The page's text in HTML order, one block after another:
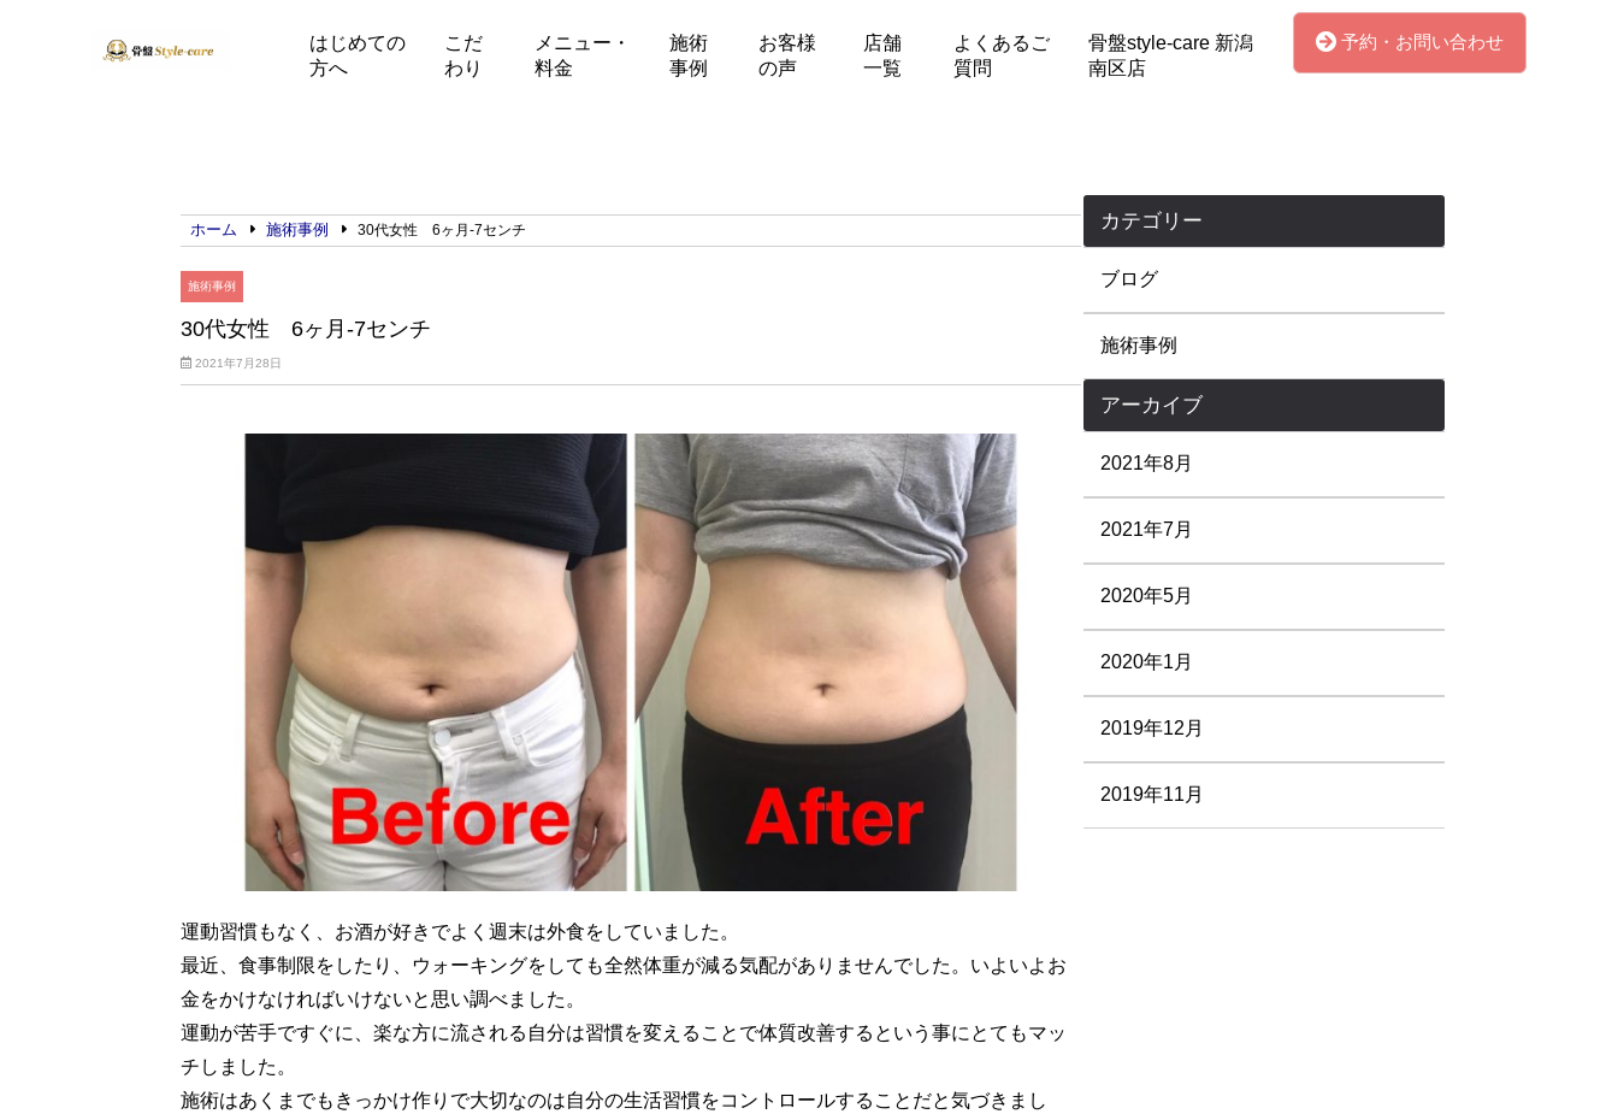
はじめての
方へ
こだ
わり
メニュー・
料金
施術
事例
お客様
の声
店舗
一覧
よくあるご
質問
骨盤style-care 新潟
南区店
予約・お問い合わせ
ホーム 施術事例 30代女性 6ヶ月-7センチ
施術事例
30代女性 6ヶ月-7センチ
2021年7月28日
運動習慣もなく、お酒が好きでよく週末は外食をしていました。
最近、食事制限をしたり、ウォーキングをしても全然体重が減る気配がありませんでした。いよいよお
金をかけなければいけないと思い調べました。
運動が苦手ですぐに、楽な方に流される自分は習慣を変えることで体質改善するという事にとてもマッ
チしました。
施術はあくまでもきっかけ作りで大切なのは自分の生活習慣をコントロールすることだと気づきまし
カテゴリー
ブログ
施術事例
アーカイブ
2021年8月
2021年7月
2020年5月
2020年1月
2019年12月
2019年11月